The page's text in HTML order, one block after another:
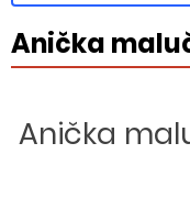
Anička
Anička